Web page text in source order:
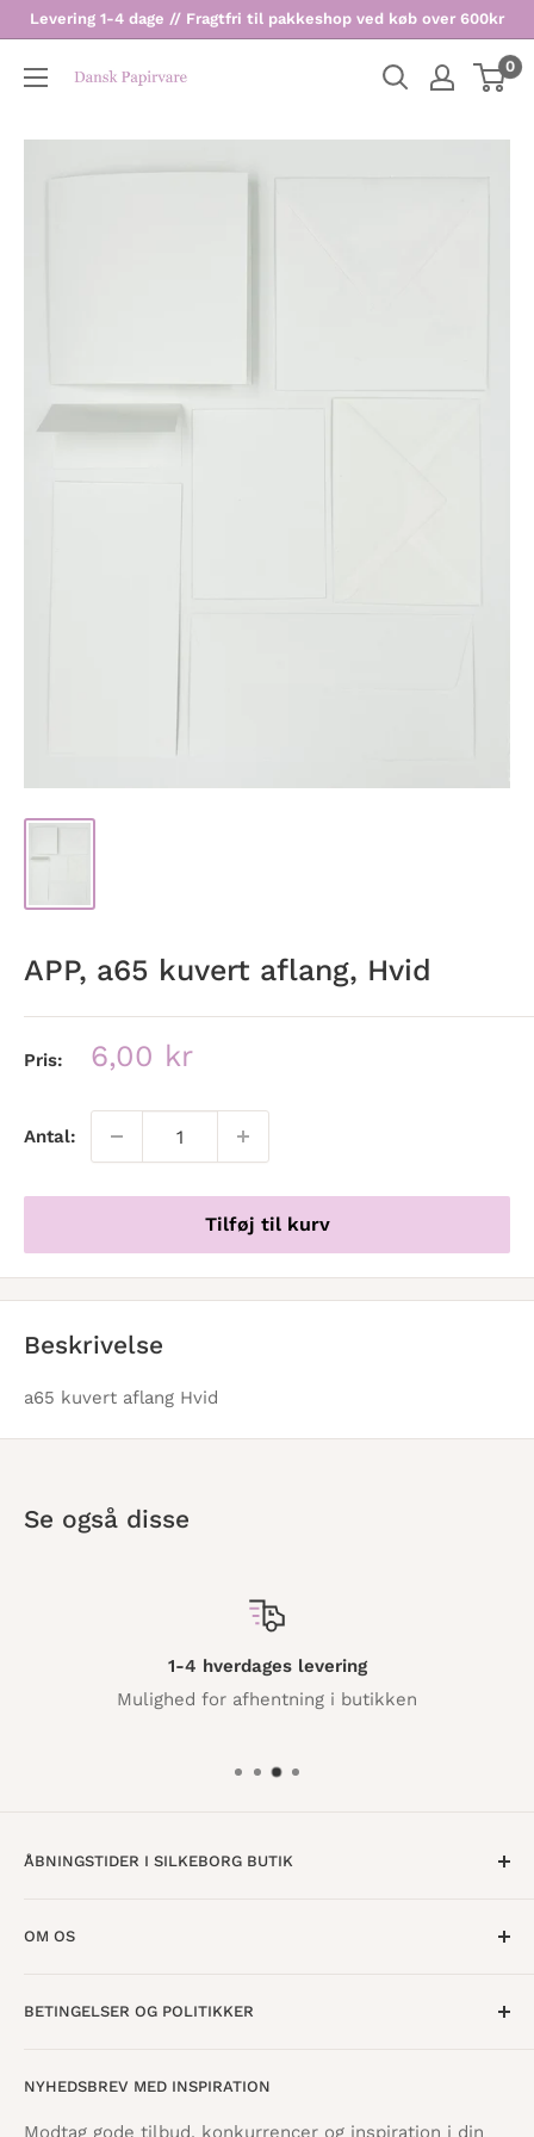
Levering 1-4 dage // Fragtfri til pakkeshop ved køb over 600kr
Dansk
0
APP, a65 kuvert aflang, Hvid
Pris: Udsalgspris
6,00 kr
Antal:
Tilføj til kurv
Beskrivelse
a65 kuvert aflang Hvid
Se også disse
1-4 hverdages levering
Mulighed for afhentning i butikken
ÅBNINGSTIDER I SILKEBORG BUTIK
Fredag · 10:00 - 18:00
Vestergade 8
OM OS
Find butik
BETINGELSER OG POLITIKKER
Tilbagebetalingspolitik
Cookie- og privatlivspolitik
NYHEDSBREV MED INSPIRATION